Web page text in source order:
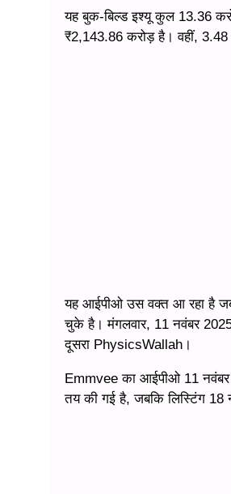
यह बुक-बिल्ड इश्यू कुल 13.36
₹2,143.86 करोड़ है। वहीं,
यह आईपीओ उस वक्त आ रहा है
चुके है। मंगलवार, 11 नवंबर
दूसरा PhysicsWallah।
Emmvee का आईपीओ 11 नवंबर
तय की गई है, जबकि लिस्टिंग 18